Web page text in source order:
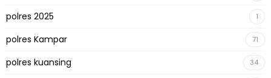
polres 2025 1
polres Kampar 71
polres kuansing 34